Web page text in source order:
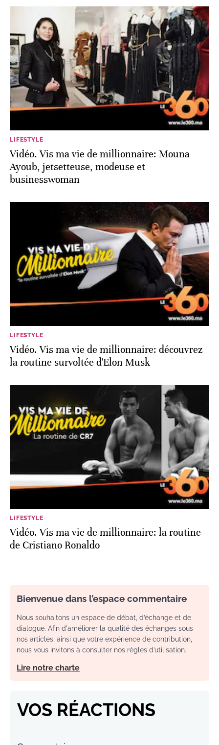
LIFESTYLE
Vidéo. Vis ma vie de millionnaire: Mouna
Ayoub, jetsetteuse, modeuse et
businesswoman
LIFESTYLE
Vidéo. Vis ma vie de millionnaire: découvrez
la routine survoltée d'Elon Musk
LIFESTYLE
Vidéo. Vis ma vie de millionnaire: la routine
de Cristiano Ronaldo
Bienvenue dans l’espace commentaire
Nous souhaitons un espace de débat, d’échange et de
dialogue. Afin d'améliorer la qualité des échanges sous
nos articles, ainsi que votre expérience de contribution,
nous vous invitons à consulter nos règles d’utilisation.
Lire notre charte
VOS RÉACTIONS